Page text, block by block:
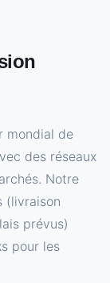
mondial de
des réseaux
Notre
(livraison
prévus)
pour les